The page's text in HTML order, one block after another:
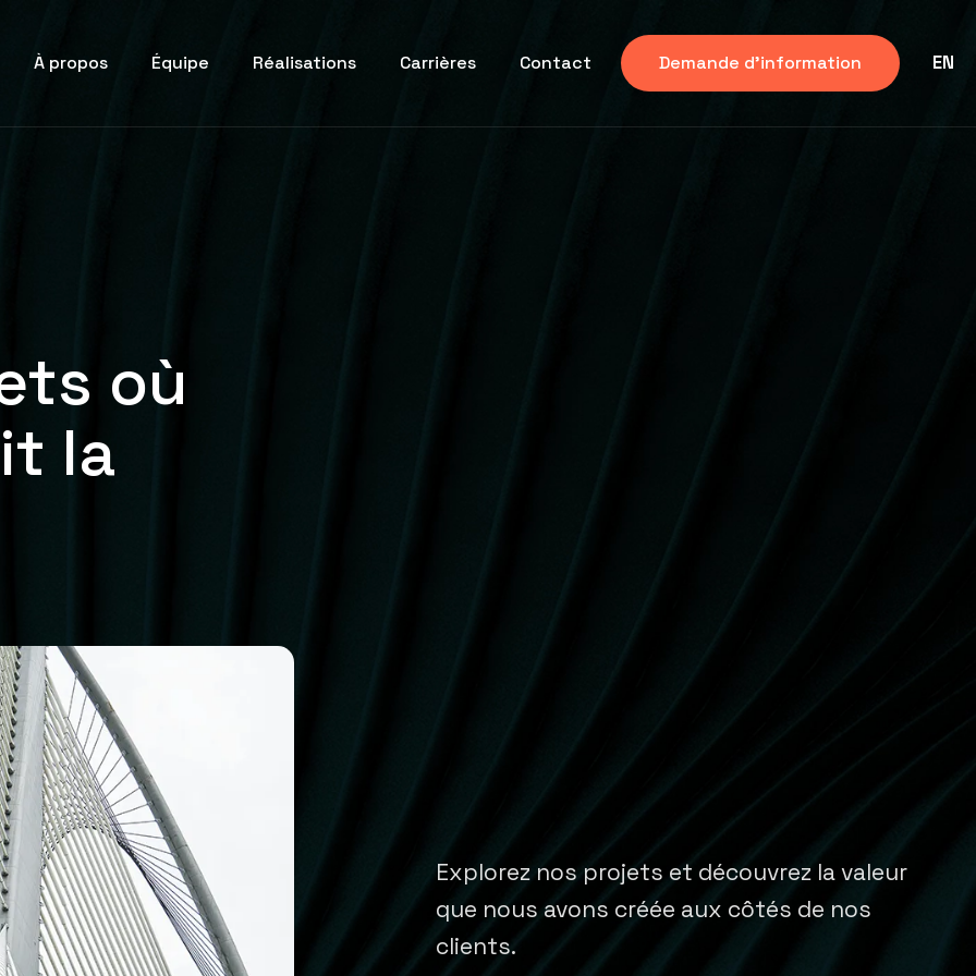
À propos Équipe Réalisations Carrières Contact Demande d'information EN
où
la
Explorez nos projets et découvrez la valeur
que nous avons créée aux côtés de nos
clients.